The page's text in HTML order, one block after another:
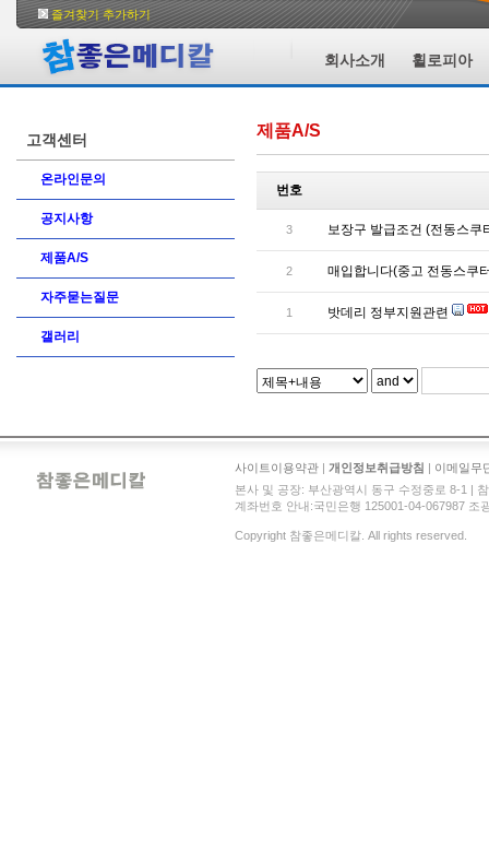
즐겨찾기 추가하기
회사소개 휠로피아
고객센터
온라인문의
공지사항
제품A/S
자주묻는질문
갤러리
제품A/S
번호
3 보장구 발급조건 (전동스
2 매입합니다(중고 전동스쿠
1 밧데리 정부지원관련
사이트이용약관 | 개인정보취급방침 | 이메일무
본사 및 공장: 부산광역시 동구 수정중로 8-1 |
계좌번호 안내:국민은행 125001-04-067987 조
Copyright 참좋은메디칼. All rights reserved.